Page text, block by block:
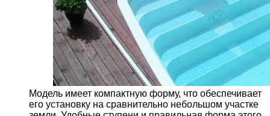
Модель имеет компактную форму, что обеспечивает
его установку на сравнительно небольшом участке